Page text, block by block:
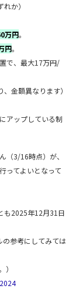
）
万円。
円。
で、最大17万円/
ります）
アップしている制
（3/16時点）が、
ってよいとなって
も2025年12月31日
の参考にしてみては